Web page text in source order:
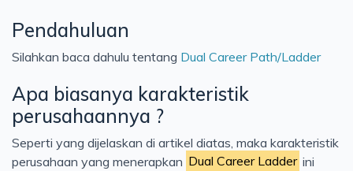
Cloud
Testing
Kerja
Artificial Intelligence
Pendahuluan
Silahkan baca dahulu tentang Dual Career Path/Ladder
Apa biasanya karakteristik
perusahaannya ?
Seperti yang dijelaskan di artikel diatas, maka karakteristik
perusahaan yang menerapkan Dual Career Ladder ini